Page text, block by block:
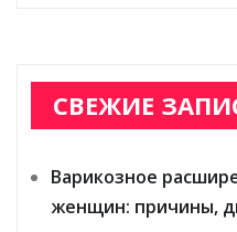
СВЕЖИЕ
Варикозное
женщин: причины,